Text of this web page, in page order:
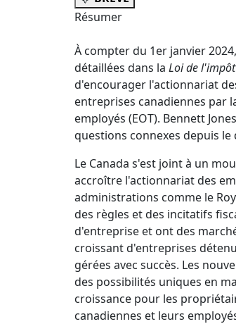
Résumer
À compter du 1er janvier
détaillées dans la Loi de
d'encourager l'actionnariat
entreprises canadiennes par
employés (EOT). Bennett
questions connexes depuis
Le Canada s'est joint à un
accroître l'actionnariat des
administrations comme le
des règles et des incitatifs
d'entreprise et ont des
croissant d'entreprises
gérées avec succès. Les
des possibilités uniques en
croissance pour les
canadiennes et leurs